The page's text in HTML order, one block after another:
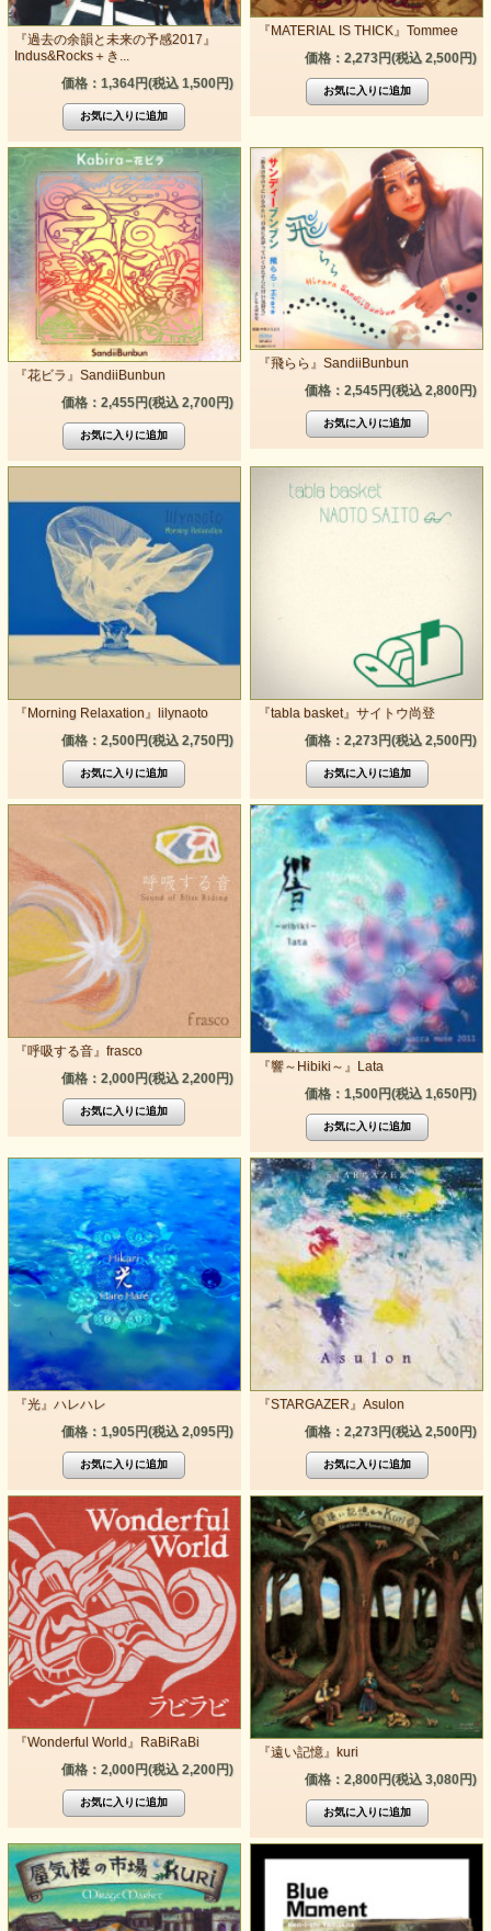
『過去の余韻と未来の予感2017』
Indus&Rocks＋き...
価格：1,364円(税込 1,500円)
『MATERIAL IS THICK』Tommee
価格：2,273円(税込 2,500円)
『花ビラ』SandiiBunbun
価格：2,455円(税込 2,700円)
『飛らら』SandiiBunbun
価格：2,545円(税込 2,800円)
『Morning Relaxation』lilynaoto
価格：2,500円(税込 2,750円)
『tabla basket』サイトウ尚登
価格：2,273円(税込 2,500円)
『呼吸する音』frasco
価格：2,000円(税込 2,200円)
『響～Hibiki～』Lata
価格：1,500円(税込 1,650円)
『光』ハレハレ
価格：1,905円(税込 2,095円)
『STARGAZER』Asulon
価格：2,273円(税込 2,500円)
『Wonderful World』RaBiRaBi
価格：2,000円(税込 2,200円)
『遠い記憶』kuri
価格：2,800円(税込 3,080円)